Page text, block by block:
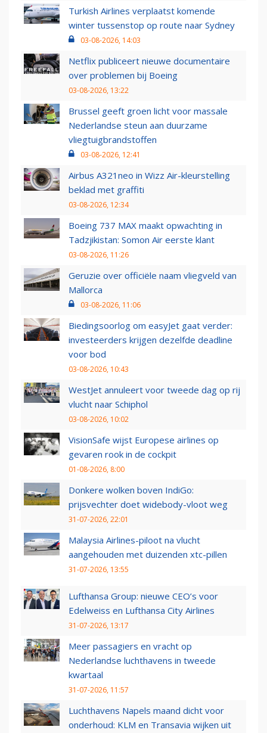
Turkish Airlines verplaatst komende
winter tussenstop op route naar Sydney
03-08-2026, 14:03
Netflix publiceert nieuwe documentaire
over problemen bij Boeing
03-08-2026, 13:22
Brussel geeft groen licht voor massale
Nederlandse steun aan duurzame
vliegtuigbrandstoffen
03-08-2026, 12:41
Airbus A321neo in Wizz Air-kleurstelling
beklad met graffiti
03-08-2026, 12:34
Boeing 737 MAX maakt opwachting in
Tadzjikistan: Somon Air eerste klant
03-08-2026, 11:26
Geruzie over officiële naam vliegveld van
Mallorca
03-08-2026, 11:06
Biedingsoorlog om easyJet gaat verder:
investeerders krijgen dezelfde deadline
voor bod
03-08-2026, 10:43
WestJet annuleert voor tweede dag op rij
vlucht naar Schiphol
03-08-2026, 10:02
VisionSafe wijst Europese airlines op
gevaren rook in de cockpit
01-08-2026, 8:00
Donkere wolken boven IndiGo:
prijsvechter doet widebody-vloot weg
31-07-2026, 22:01
Malaysia Airlines-piloot na vlucht
aangehouden met duizenden xtc-pillen
31-07-2026, 13:55
Lufthansa Group: nieuwe CEO’s voor
Edelweiss en Lufthansa City Airlines
31-07-2026, 13:17
Meer passagiers en vracht op
Nederlandse luchthavens in tweede
kwartaal
31-07-2026, 11:57
Luchthavens Napels maand dicht voor
onderhoud: KLM en Transavia wijken uit